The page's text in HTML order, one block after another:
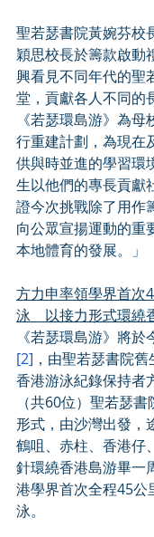
聖若瑟書院黃婉芬校
穎思校長於籌款啟動
興看見不同年代的聖
堂，貢獻各人不同的
《若瑟環島游》為
行重建計劃，為現在
供與時並進的學習環
生以他們的專長貢獻
證今次挑戰除了用作
向公眾宣揚運動的重
本地體育的發展。」
方力申率領學界首次
泳　以接力形式環繞
《若瑟環島游》將
[2] ，由聖若瑟書院
香港游泳紀錄保持者
（共60位）聖若瑟
形式，由沙灣出發，
鶴咀、赤柱、香港仔
針環繞香港島游畢一
港學界首次全程45公
泳。